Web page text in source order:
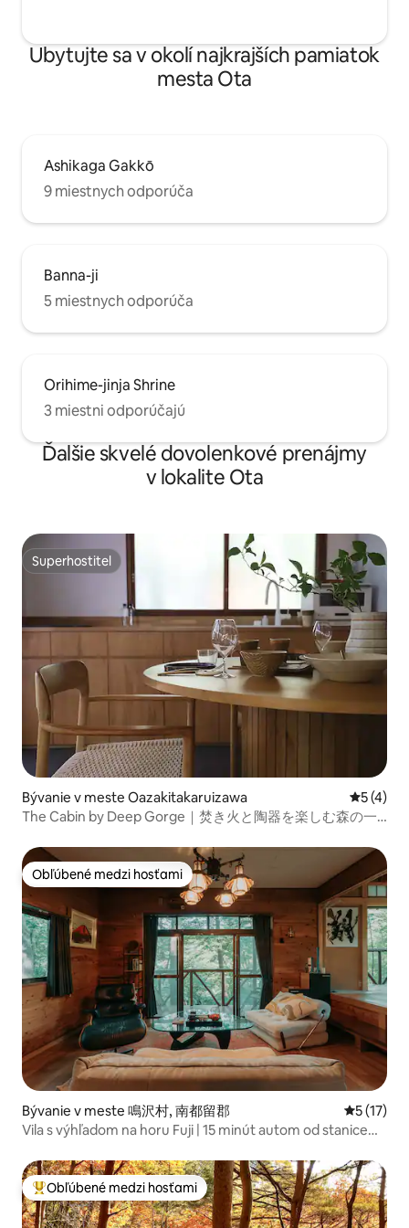
Ubytujte sa v okolí najkrajších pamiatok
mesta Ota
Ashikaga Gakkō
9 miestnych odporúča
Banna-ji
5 miestnych odporúča
Orihime-jinja Shrine
3 miestni odporúčajú
Ďalšie skvelé dovolenkové prenájmy
v lokalite Ota
Superhostiteľ
Superhostiteľ
Bývanie v meste Oazakitakaruizawa
5 (4)
The Cabin by Deep Gorge｜焚き火と陶器を楽しむ森の一
Obľúbené medzi hosťami
Obľúbené medzi hosťami
Bývanie v meste 鳴沢村, 南都留郡
5 (17)
Vila s výhľadom na horu Fuji | 15 minút autom od stanice
Zen Fuji
Najobľúbenejšie medzi hosťami
Obľúbené medzi hosťami